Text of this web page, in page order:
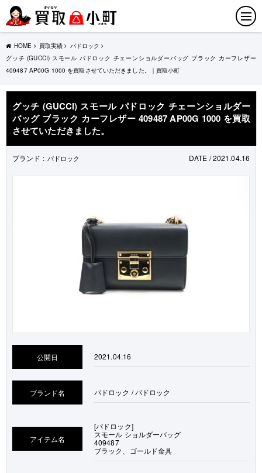
HOME 買取実績
パドロック
グッチ (GUCCI) スモール パドロック チェーンショルダーバッグ ブラック カーフレザー
409487 AP00G 1000 を買取させていただきました。｜買取小町
グッチ (GUCCI) スモール パドロック チェーンショルダー
バッグ ブラック カーフレザー 409487 AP00G 1000 を買取
させていただきました。
ブランド : パドロック DATE / 2021.04.16
公開日 2021.04.16
ブランド名 パドロック / パドロック
アイテム名
[パドロック]
スモール ショルダーバッグ
409487
ブラック、ゴールド金具